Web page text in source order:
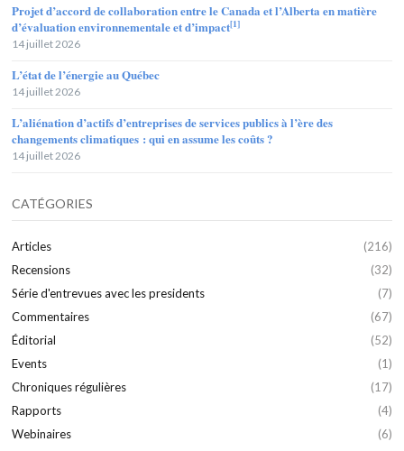
Projet d’accord de collaboration entre le Canada et l’Alberta en matière
d’évaluation environnementale et d’impact[1]
14 juillet 2026
L’état de l’énergie au Québec
14 juillet 2026
L’aliénation d’actifs d’entreprises de services publics à l’ère des
changements climatiques : qui en assume les coûts ?
14 juillet 2026
CATÉGORIES
Articles
(216)
Recensions
(32)
Série d'entrevues avec les presidents
(7)
Commentaires
(67)
Éditorial
(52)
Events
(1)
Chroniques régulières
(17)
Rapports
(4)
Webinaires
(6)